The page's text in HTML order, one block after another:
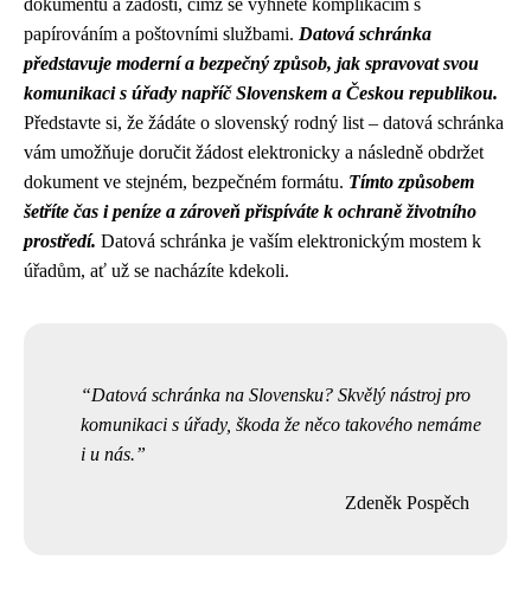
papírováním a poštovními službami. Datová schránka
představuje moderní a bezpečný způsob, jak spravovat svou
komunikaci s úřady napříč Slovenskem a Českou republikou.
Představte si, že žádáte o slovenský rodný list – datová schránka
vám umožňuje doručit žádost elektronicky a následně obdržet
dokument ve stejném, bezpečném formátu. Tímto způsobem
šetříte čas i peníze a zároveň přispíváte k ochraně životního
prostředí. Datová schránka je vaším elektronickým mostem k
úřadům, ať už se nacházíte kdekoli.
Datová schránka na Slovensku? Skvělý nástroj pro
komunikaci s úřady, škoda že něco takového nemáme
i u nás.
Zdeněk Pospěch